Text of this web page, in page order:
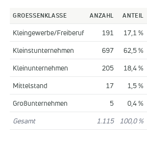
GROESSENKLASSE ANZAHL ANTEIL
Kleingewerbe/Freiberuf 191
17,1 %
Kleinstunternehmen
697
62,5 %
Kleinunternehmen
205
18,4 %
Mittelstand
17
1,5 %
Großunternehmen
5
0,4 %
Gesamt
1.115 100,0 %